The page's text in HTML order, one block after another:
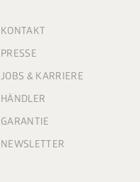
KONTAKT
PRESSE
JOBS & KARRIERE
HÄNDLER
GARANTIE
NEWSLETTER